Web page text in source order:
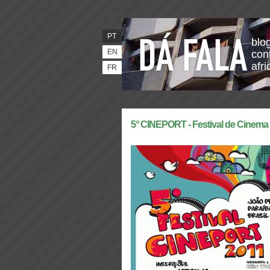
PT
EN
FR
5° CINEPORT - Festival de